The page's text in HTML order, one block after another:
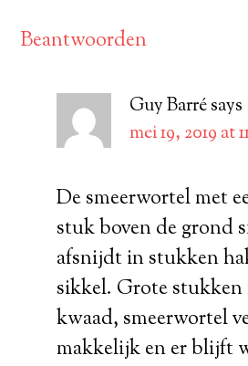
Beantwoorden
Guy Barrésays
mei 19, 2019 at
De smeerwortel met
stuk boven de grond
afsnijdt in stukken
sikkel. Grote stukken
kwaad, smeerwortel
makkelijk en er blijft